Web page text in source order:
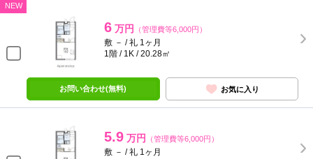
NEW
6 万円 （管理費等6,000円）
敷 － / 礼 1ヶ月
1階 / 1K / 20.28㎡
お問い合わせ(無料) お気に入り
5.9 万円 （管理費等6,000円）
敷 － / 礼 1ヶ月